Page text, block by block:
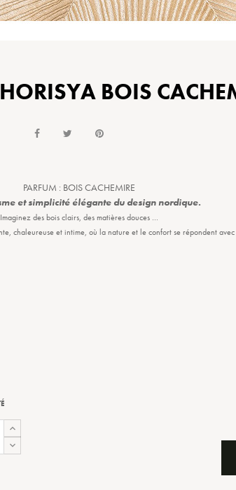
BOIS
PARFUM : BOIS CACHEMIRE
et simplicité élégante du design nordique.
Imaginez des bois clairs, des matières douces …
chaleureuse et intime, où la nature et le confort se répondent